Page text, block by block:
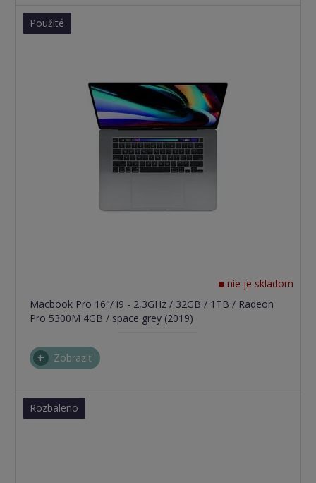
Použité
nie je skladom
Macbook Pro 16"/ i9 - 2,3GHz / 32GB / 1TB / Radeon
Pro 5300M 4GB / space grey (2019)
Zobraziť
Rozbaleno